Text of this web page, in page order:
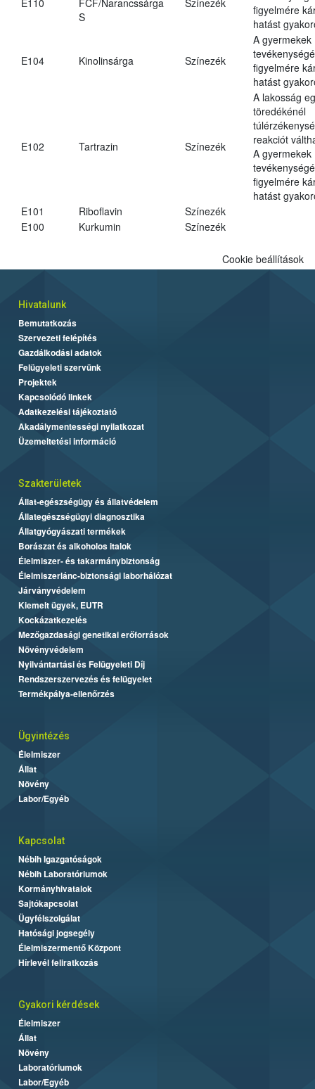
S
figyelmére
hatást
E104 Kinolinsárga Színezék
A gyermekek
figyelmére
hatást
E102 Tartrazin Színezék
A lakosság
töredékénél
reakciót
A gyermekek
figyelmére
hatást
E101
Riboflavin
Színezék
E100
Kurkumin Színezék
Cookie beállítások
Hivatalunk
Bemutatkozás
Szervezeti felépítés
Gazdálkodási adatok
Felügyeleti szervünk
Projektek
Kapcsolódó linkek
Adatkezelési tájékoztató
Akadálymentességi nyilatkozat
Üzemeltetési információ
Szakterületek
Állat-egészségügy és állatvédelem
Állategészségügyi diagnosztika
Állatgyógyászati termékek
Borászat és alkoholos italok
Élelmiszer- és takarmánybiztonság
Élelmiszerlánc-biztonsági laborhálózat
Járványvédelem
Kiemelt ügyek, EUTR
Kockázatkezelés
Mezőgazdasági genetikai erőforrások
Növényvédelem
Nyilvántartási és Felügyeleti Díj
Rendszerszervezés és felügyelet
Termékpálya-ellenőrzés
Ügyintézés
Élelmiszer
Állat
Növény
Labor/Egyéb
Kapcsolat
Nébih Igazgatóságok
Nébih Laboratóriumok
Kormányhivatalok
Sajtókapcsolat
Ügyfélszolgálat
Hatósági jogsegély
Élelmiszermentő Központ
Hírlevél feliratkozás
Gyakori kérdések
Élelmiszer
Állat
Növény
Laboratóriumok
Labor/Egyéb